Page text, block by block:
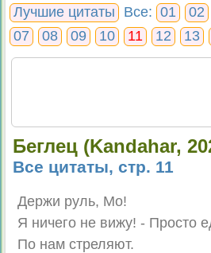
Лучшие цитаты
Все: 01 02
07
08 09 10 11 12 13
Беглец (Kandahar,
Все цитаты, стр. 11
Держи руль, Mo!
Я ничего не вижу! - Просто
По нам стреляют.